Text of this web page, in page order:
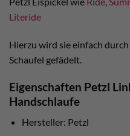
Literide
Hierzu wird sie einfach
Schaufel gefädelt.
Eigenschaften Petzl
Handschlaufe
Hersteller: Petzl